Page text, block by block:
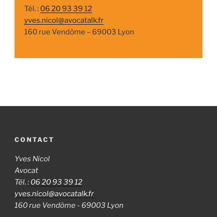
Tél. : 06 20 93 39 12
yves.nicol@avocatalk.fr
160 rue Vendôme – 69003 Lyon
CONTACT
Yves Nicol
Avocat
Tél. : 06 20 93 39 12
yves.nicol@avocatalk.fr
160 rue Vendôme - 69003 Lyon